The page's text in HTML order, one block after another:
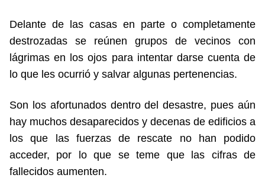
Delante de las casas en parte o completamente
destrozadas se reúnen grupos de vecinos con
lágrimas en los ojos para intentar darse cuenta de
lo que les ocurrió y salvar algunas pertenencias.
Son los afortunados dentro del desastre, pues aún
hay muchos desaparecidos y decenas de edificios a
los que las fuerzas de rescate no han podido
acceder, por lo que se teme que las cifras de
fallecidos aumenten.